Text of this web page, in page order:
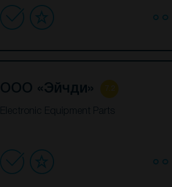
ООО «Эйчди»
Electronic Equipment Parts